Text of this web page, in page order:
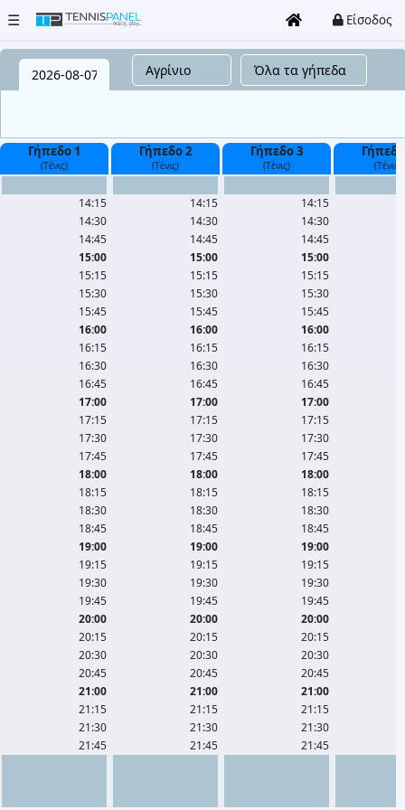
☰ Είσοδος
Όλα
Clubs
Γήπεδο 1
(Τένις)
Γήπεδο 2
(Τένις)
Γήπεδο 3
(Τένις) (Τένις)
14:15
14:30
14:45
15:00
15:15
15:30
15:45
16:00
16:15
16:30
16:45
17:00
17:15
17:30
17:45
18:00
18:15
18:30
18:45
19:00
19:15
19:30
19:45
20:00
20:15
20:30
20:45
21:00
21:15
21:30
21:45
14:15
14:30
14:45
15:00
15:15
15:30
15:45
16:00
16:15
16:30
16:45
17:00
17:15
17:30
17:45
18:00
18:15
18:30
18:45
19:00
19:15
19:30
19:45
20:00
20:15
20:30
20:45
21:00
21:15
21:30
21:45
14:15
14:30
14:45
15:00
15:15
15:30
15:45
16:00
16:15
16:30
16:45
17:00
17:15
17:30
17:45
18:00
18:15
18:30
18:45
19:00
19:15
19:30
19:45
20:00
20:15
20:30
20:45
21:00
21:15
21:30
21:45